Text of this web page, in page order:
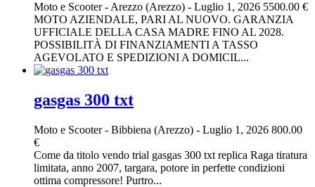
Moto e Scooter- Arezzo (Arezzo) - Luglio 1, 2026 5500.00 €
MOTO AZIENDALE, PARI AL NUOVO. GARANZIA
UFFICIALE DELLA CASA MADRE FINO AL 2028.
POSSIBILITÀ DI FINANZIAMENTI A TASSO
AGEVOLATO E SPEDIZIONI A DOMICIL...
gasgas 300 txt
Moto e Scooter- Bibbiena (Arezzo) - Luglio 1, 2026 800.00
€
Come da titolo vendo trial gasgas 300 txt replica Raga tiratura
limitata, anno 2007, targara, potore in perfette condizioni
ottima compressore! Purtro...